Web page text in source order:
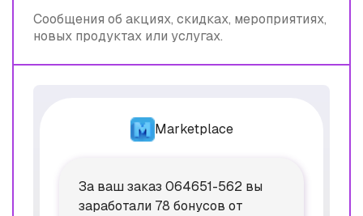
Сообщения об акциях, скидках, мероприятиях,
новых продуктах или услугах.
Marketplace
За ваш заказ 064651-562 вы
заработали 78 бонусов от